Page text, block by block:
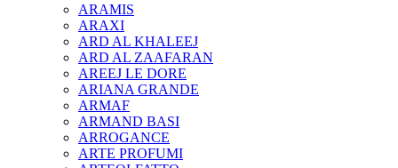
ARAMIS
ARAXI
ARD AL KHALEEJ
ARD AL ZAAFARAN
AREEJ LE DORE
ARIANA GRANDE
ARMAF
ARMAND BASI
ARROGANCE
ARTE PROFUMI